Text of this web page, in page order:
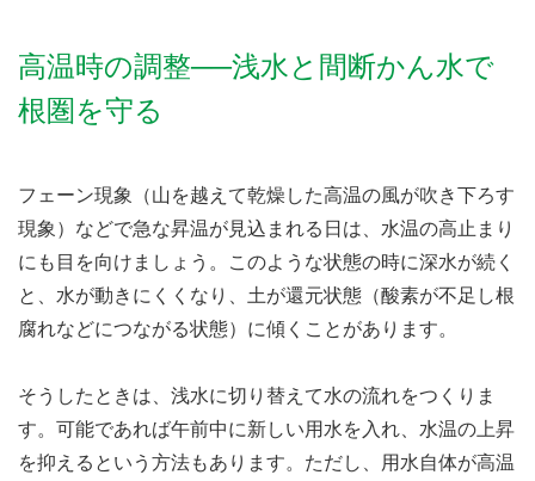
高温時の調整──浅水と間断かん水で
根圏を守る
フェーン現象（山を越えて乾燥した高温の風が吹き下ろす
現象）などで急な昇温が見込まれる日は、水温の高止まり
にも目を向けましょう。このような状態の時に深水が続く
と、水が動きにくくなり、土が還元状態（酸素が不足し根
腐れなどにつながる状態）に傾くことがあります。
そうしたときは、浅水に切り替えて水の流れをつくりま
す。可能であれば午前中に新しい用水を入れ、水温の上昇
を抑えるという方法もあります。ただし、用水自体が高温